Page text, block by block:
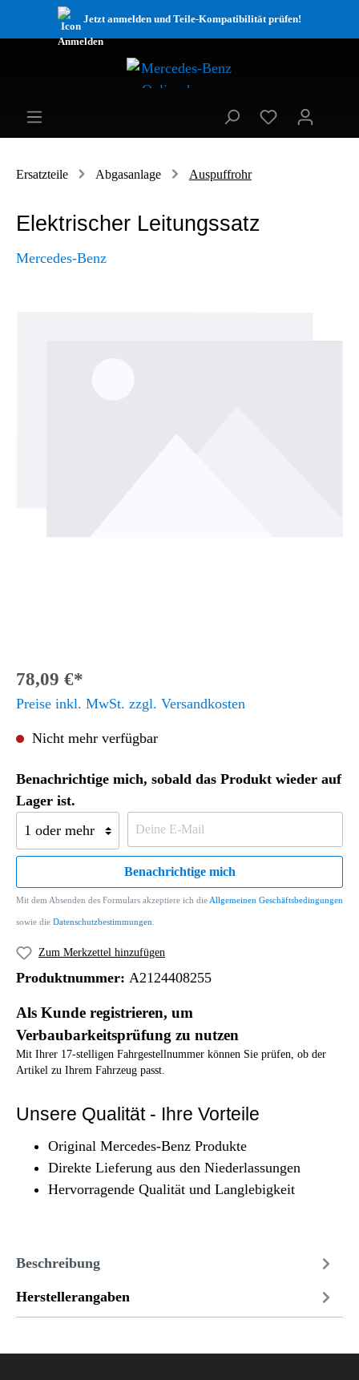
Jetzt anmelden und Teile-Kompatibilität prüfen!
Ersatzteile Abgasanlage Auspuffrohr
Elektrischer Leitungssatz
Mercedes-Benz
78,09 €*
Preise inkl. MwSt. zzgl. Versandkosten
Nicht mehr verfügbar
Benachrichtige mich, sobald das Produkt wieder auf
Lager ist.
Benachrichtige mich
Mit dem Absenden des Formulars akzeptiere ich die Allgemeinen Geschäftsbedingungen
sowie die Datenschutzbestimmungen
Zum Merkzettel hinzufügen
Produktnummer: A2124408255
Als Kunde registrieren, um
Verbaubarkeitsprüfung zu nutzen
Mit Ihrer 17-stelligen Fahrgestellnummer können Sie prüfen, ob der
Artikel zu Ihrem Fahrzeug passt.
Unsere Qualität - Ihre Vorteile
Original Mercedes-Benz Produkte
Direkte Lieferung aus den Niederlassungen
Hervorragende Qualität und Langlebigkeit
Beschreibung
Herstellerangaben